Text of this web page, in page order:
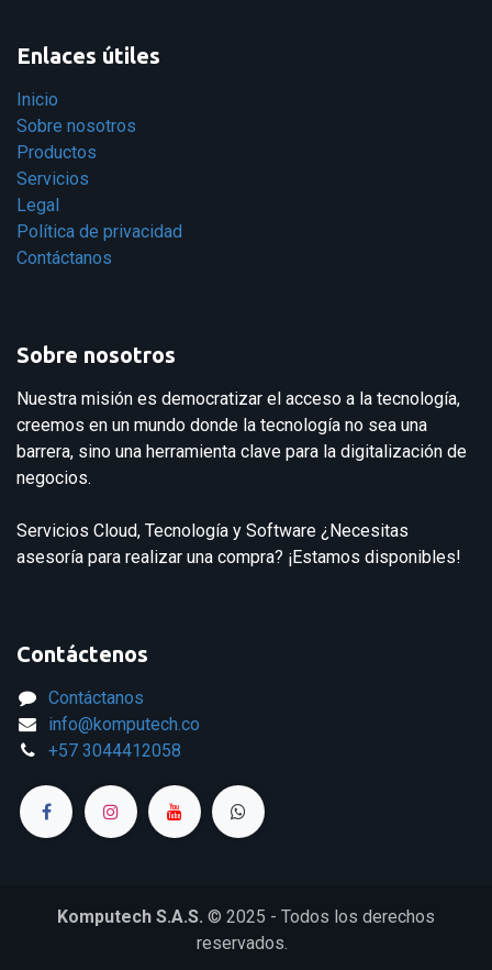
Enlaces útiles
Inicio
Sobre nosotros
Productos
Servicios
Legal
Política de privacidad
Contáctanos
Sobre nosotros
Nuestra misión es democratizar el acceso a la tecnología,
creemos en un mundo donde la tecnología no sea una
barrera, sino una herramienta clave para la digitalización de
negocios.
Servicios Cloud, Tecnología y Software ¿Necesitas
asesoría para realizar una compra? ¡Estamos disponibles!
Contáctenos
Contáctanos
info@komputech.co
+57 3044412058
Komputech S.A.S. © 2025 - Todos los derechos
reservados.